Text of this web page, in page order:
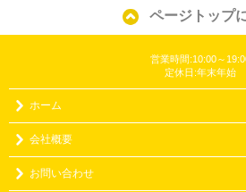
ページトップ
営業時間:10:00～
定休日:年末年始
ホーム
会社概要
お問い合わせ